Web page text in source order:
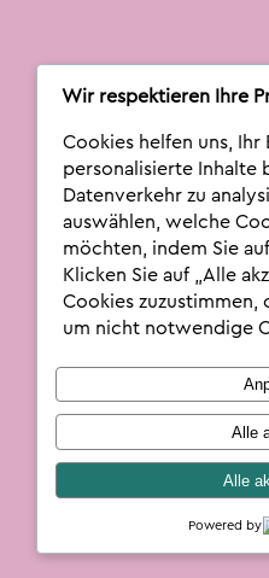
Nathalie
News
Kontakt
Inhalte Account
Kontakt
Log In
Wir respektieren Ihre
Cookies helfen uns, Ihr
personalisierte Inhalte
Datenverkehr zu
auswählen, welche
möchten, indem Sie
Klicken Sie auf „Alle
Cookies zuzustimmen,
um nicht notwendige
Alle
Alle
Powered by